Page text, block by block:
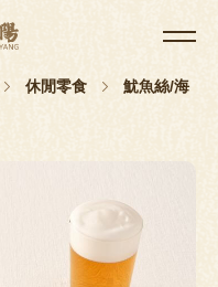
休閒零食
魷魚絲/海